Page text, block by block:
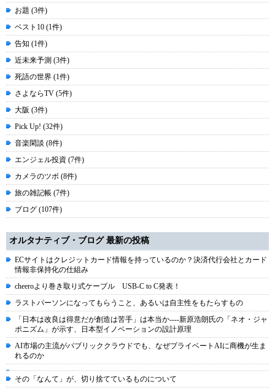
お題 (3件)
ベスト10 (1件)
告知 (1件)
近未来予測 (3件)
死語の世界 (1件)
さよならTV (5件)
大阪 (3件)
Pick Up! (32件)
音楽閑談 (8件)
エンジェル投資 (7件)
カメラのツボ (8件)
旅の雑記帳 (7件)
ブログ (107件)
オルタナティブ・ブログ 最新の投稿
ECサイトはクレジットカード情報を持っているのか？決済代行会社とカード
情報非保持化の仕組み
cheeroより巻き取り式ケーブル USB-C to C発表！
ラストパーソンになってもらうこと、あるいは自主性をもたらすもの
「日本は改良は得意だが創造は苦手」は本当か----新原浩朗氏の「ネオ・ジャ
ポニズム」が示す、日本型イノベーションの設計原理
AI市場の主流がパブリッククラウドでも、なぜプライベートAIに商機が生ま
れるのか
その「なんて」が、切り捨てているものについて